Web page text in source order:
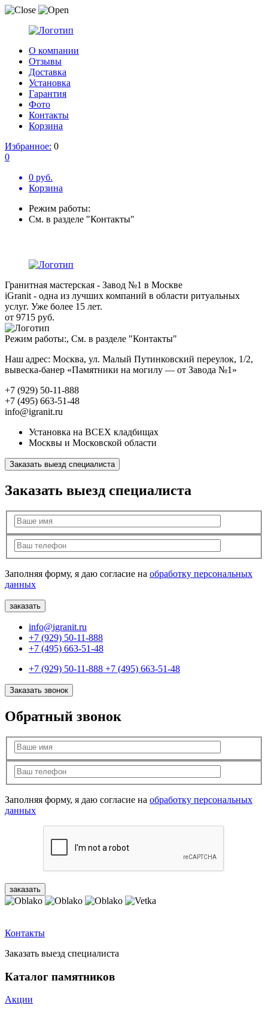
О компании
Отзывы
Доставка
Установка
Гарантия
Фото
Контакты
Корзина
Избранное: 0
0
0 руб.
Корзина
Режим работы:
См. в разделе "Контакты"
Гранитная мастерская - Завод №1 в Москве
iGranit - одна из лучших компаний в области ритуальных
услуг. Уже более 15 лет.
от 9715 руб.
Режим работы:, См. в разделе "Контакты"
Наш адрес: Москва, ул. Малый Путинковский переулок, 1/2,
вывеска-банер «Памятники на могилу — от Завода №1»
+7 (929) 50-11-888
+7 (495) 663-51-48
info@igranit.ru
Установка на ВСЕХ кладбищах
Москвы и Московской области
Заказать выезд специалиста
Заказать выезд специалиста
Заполняя форму, я даю согласие на обработку персональных
данных
info@igranit.ru
+7 (929) 50-11-888
+7 (495) 663-51-48
+7 (929) 50-11-888 +7 (495) 663-51-48
Заказать звонок
Обратный звонок
Заполняя форму, я даю согласие на обработку персональных
данных
Контакты
Заказать выезд специалиста
Каталог памятников
Акции